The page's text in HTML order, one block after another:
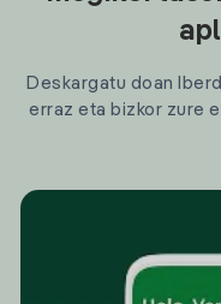
Deskargatu doan
erraz eta bizkor zure